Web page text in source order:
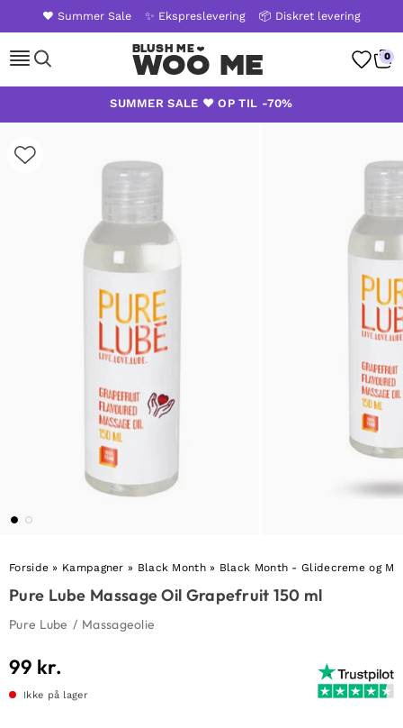
❤️ Summer Sale ✨ Ekspreslevering 📦 Diskret levering
Woo Me 0
SUMMER SALE ❤️ OP TIL -70%
Forside » Kampagner » Black Month» Black Month - Glidecreme og
Pure Lube Massage Oil Grapefruit 150 ml
Pure Lube / Massageolie
99 kr.
Ikke på lager